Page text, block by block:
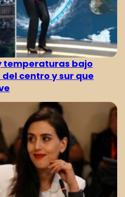
temperaturas bajo
centro y sur que